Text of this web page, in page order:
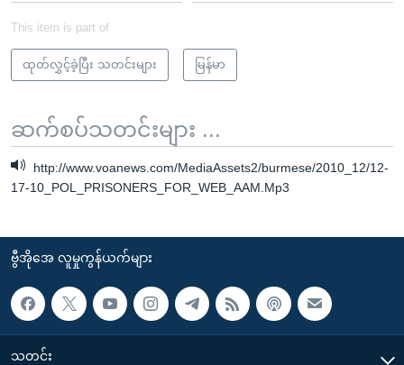
This item is part of
ထုတ်လွှင့်ခဲ့ပြီး သတင်းများ မြန်မာ
ဆက်စပ်သတင်းများ ...
http://www.voanews.com/MediaAssets2/burmese/2010_12/12-
17-10_POL_PRISONERS_FOR_WEB_AAM.Mp3
ဗွီအိုအေ လူမှုကွန်ယက်များ
သတင်း